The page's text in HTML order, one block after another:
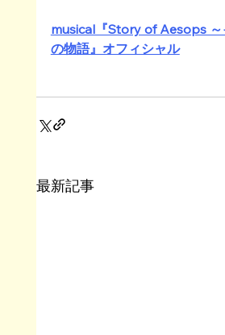
musical『Story of Aesops ～
の物語』オフィシャル
最新記事